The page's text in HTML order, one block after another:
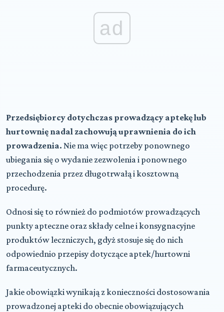
ad
Przedsiębiorcy dotychczas prowadzący aptekę lub
hurtownię nadal zachowują uprawnienia do ich
prowadzenia. Nie ma więc potrzeby ponownego
ubiegania się o wydanie zezwolenia i ponownego
przechodzenia przez długotrwałą i kosztowną
procedurę.
Odnosi się to również do podmiotów prowadzących
punkty apteczne oraz składy celne i konsygnacyjne
produktów leczniczych, gdyż stosuje się do nich
odpowiednio przepisy dotyczące aptek/hurtowni
farmaceutycznych.
Jakie obowiązki wynikają z konieczności dostosowania
prowadzonej apteki do obecnie obowiązujących